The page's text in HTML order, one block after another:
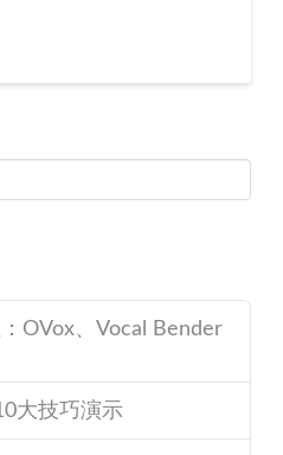
OVox、Vocal Bender
大技巧演示